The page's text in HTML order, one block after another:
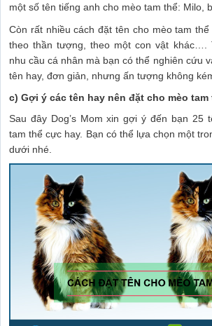
một số tên tiếng anh cho mèo tam thể: Milo,
Còn rất nhiều cách đặt tên cho mèo tam thể
theo thần tượng, theo một con vật khác….
nhu cầu cá nhân mà bạn có thể nghiên cứu
tên hay, đơn giản, nhưng ấn tượng không
c) Gợi ý các tên hay nên đặt cho mèo tam
Sau đây Dog’s Mom xin gợi ý đến bạn 25
tam thể cực hay. Bạn có thể lựa chọn một
dưới nhé.